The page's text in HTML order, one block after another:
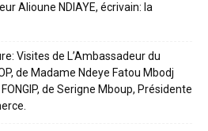
Alioune NDIAYE, écrivain: la
Visites de L’Ambassadeur du
de Madame Ndeye Fatou Mbodj
de Serigne Mboup, Présidente